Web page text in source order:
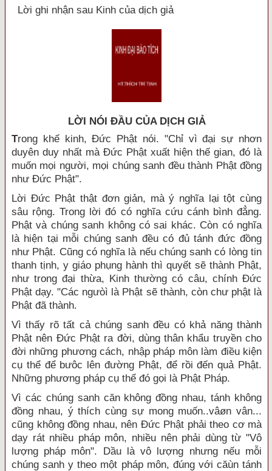
Lời ghi nhận sau Kinh của dịch giả
LỜI NÓI ÐẦU CỦA DỊCH GIẢ
Trong khế kinh, Đức Phật nói. "Chỉ vì đại sự nhơn
duyên duy nhất mà Đức Phật xuất hiện thế gian, đó là
muốn mọi người, mọi chúng sanh đều thành Phật đồng
như Đức Phật".
Lời Đức Phật thật đơn giản, mà ý nghĩa lại tột cùng
sâu rộng. Trong lời đó có nghĩa cứu cánh bình đẳng.
Phật và chúng sanh không có sai khác. Còn có nghĩa
là hiện tại mỗi chúng sanh đều có đủ tánh đức đồng
như Phật. Cũng có nghĩa là nếu chúng sanh có lòng tin
thanh tịnh, y giáo phụng hành thì quyết sẽ thành Phật,
như trong đại thừa, Kinh thường có câu, chính Đức
Phật dạy. "Các ngưòì là Phật sẽ thành, còn chư phật là
Phật đã thành.
Vì thấy rõ tất cả chúng sanh đều có khả năng thành
Phật nên Đức Phật ra đời, dùng thân khẩu truyền cho
đời những phương cách, nhập pháp môn làm điều kiện
cụ thể để bưôc lên đường Phật, để rồi đến quả Phật.
Những phương pháp cụ thể đó gọi là Phật Pháp.
Vì các chúng sanh căn không đồng nhau, tánh không
đồng nhau, ý thích cùng sự mong muốn..vâøn vân...
cũng không đồng nhau, nên Đức Phật phải theo cơ mà
dạy rát nhiều pháp môn, nhiều nên phải dùng từ "Vô
lượng pháp môn". Dầu là vô lượng nhưng nếu mỗi
chúng sanh y theo một pháp môn, đúng với căùn tánh